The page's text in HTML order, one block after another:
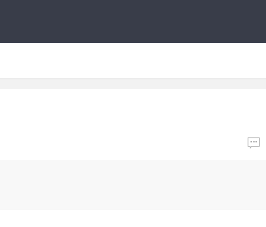
